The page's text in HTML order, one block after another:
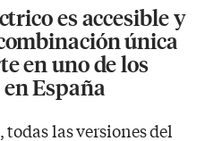
es accesible y
única
en uno de los
España
las versiones del